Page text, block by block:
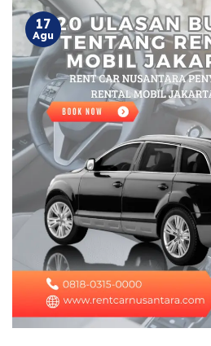
17
Agu